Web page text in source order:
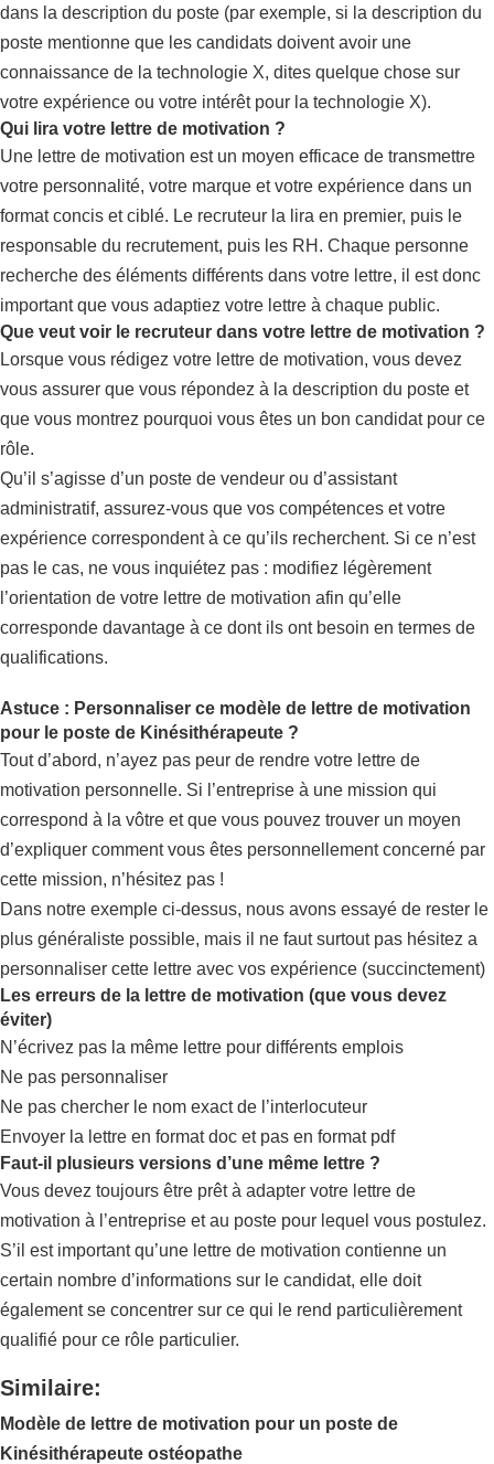
dans la description du poste (par exemple, si la description du
poste mentionne que les candidats doivent avoir une
connaissance de la technologie X, dites quelque chose sur
votre expérience ou votre intérêt pour la technologie X).
Qui lira votre lettre de motivation ?
Une lettre de motivation est un moyen efficace de transmettre
votre personnalité, votre marque et votre expérience dans un
format concis et ciblé. Le recruteur la lira en premier, puis le
responsable du recrutement, puis les RH. Chaque personne
recherche des éléments différents dans votre lettre, il est donc
important que vous adaptiez votre lettre à chaque public.
Que veut voir le recruteur dans votre lettre de motivation ?
Lorsque vous rédigez votre lettre de motivation, vous devez
vous assurer que vous répondez à la description du poste et
que vous montrez pourquoi vous êtes un bon candidat pour ce
rôle.
Qu’il s’agisse d’un poste de vendeur ou d’assistant
administratif, assurez-vous que vos compétences et votre
expérience correspondent à ce qu’ils recherchent. Si ce n’est
pas le cas, ne vous inquiétez pas : modifiez légèrement
l’orientation de votre lettre de motivation afin qu’elle
corresponde davantage à ce dont ils ont besoin en termes de
qualifications.
Astuce : Personnaliser ce modèle de lettre de motivation
pour le poste de Kinésithérapeute ?
Tout d’abord, n’ayez pas peur de rendre votre lettre de
motivation personnelle. Si l’entreprise à une mission qui
correspond à la vôtre et que vous pouvez trouver un moyen
d’expliquer comment vous êtes personnellement concerné par
cette mission, n’hésitez pas !
Dans notre exemple ci-dessus, nous avons essayé de rester le
plus généraliste possible, mais il ne faut surtout pas hésitez a
personnaliser cette lettre avec vos expérience (succinctement)
Les erreurs de la lettre de motivation (que vous devez
éviter)
N’écrivez pas la même lettre pour différents emplois
Ne pas personnaliser
Ne pas chercher le nom exact de l’interlocuteur
Envoyer la lettre en format doc et pas en format pdf
Faut-il plusieurs versions d’une même lettre ?
Vous devez toujours être prêt à adapter votre lettre de
motivation à l’entreprise et au poste pour lequel vous postulez.
S’il est important qu’une lettre de motivation contienne un
certain nombre d’informations sur le candidat, elle doit
également se concentrer sur ce qui le rend particulièrement
qualifié pour ce rôle particulier.
Similaire:
Modèle de lettre de motivation pour un poste de
Kinésithérapeute ostéopathe